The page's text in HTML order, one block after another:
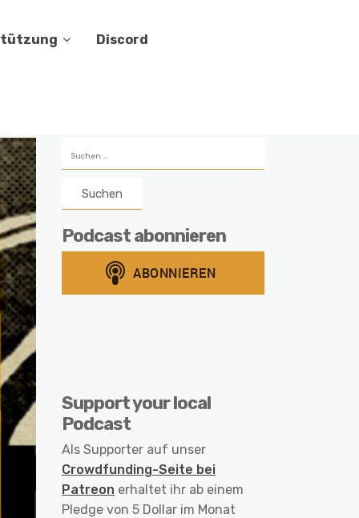
Discord
nach:
Podcast abonnieren
Support your local
Podcast
Als Supporter auf unser
Crowdfunding-Seite bei
Patreon erhaltet ihr ab einem
Pledge von 5 Dollar im Monat